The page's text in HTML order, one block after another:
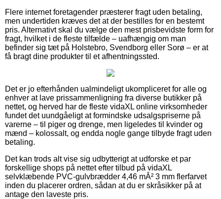
Flere internet foretagender præsterer fragt uden betaling,
men undertiden kræves det at der bestilles for en bestemt
pris. Alternativt skal du vælge den mest prisbevidste form for
fragt, hvilket i de fleste tilfælde – uafhængig om man
befinder sig tæt på Holstebro, Svendborg eller Sorø – er at
få bragt dine produkter til et afhentningssted.
Det er jo efterhånden ualmindeligt ukompliceret for alle og
enhver at lave prissammenligning fra diverse butikker på
nettet, og herved har de fleste vidaXL online virksomheder
fundet det uundgåeligt at formindske udsalgspriserne på
varerne – til piger og drenge, men ligeledes til kvinder og
mænd – kolossalt, og endda nogle gange tilbyde fragt uden
betaling.
Det kan trods alt vise sig udbytterigt at udforske et par
forskellige shops på nettet efter tilbud på vidaXL
selvklæbende PVC-gulvbrædder 4,46 mÂ² 3 mm flerfarvet
inden du placerer ordren, sådan at du er skråsikker på at
antage den laveste pris.